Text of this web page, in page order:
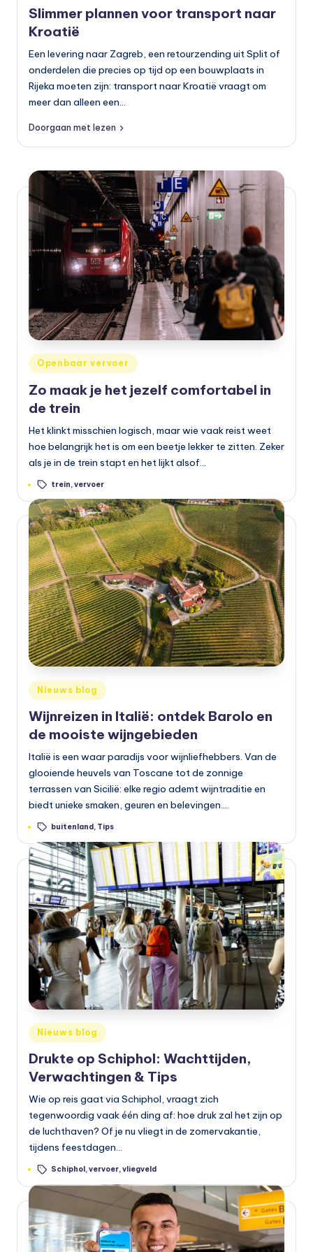
o
t
o
rr
ij
d
e
n
e
n
o
p
e
n
b
a
a
r
v
e
r
v
o
e
r
Slimmer plannen voor transport naar
Kroatië
Een levering naar Zagreb, een retourzending uit Split of
onderdelen die precies op tijd op een bouwplaats in
Rijeka moeten zijn: transport naar Kroatië vraagt om
meer dan alleen een…
Doorgaan met lezen
Geplaatst
in
Openbaar vervoer
Zo maak je het jezelf comfortabel in
de trein
Het klinkt misschien logisch, maar wie vaak reist weet
hoe belangrijk het is om een beetje lekker te zitten. Zeker
als je in de trein stapt en het lijkt alsof…
Tags: trein,vervoer
Geplaatst
in
Nieuws blog
Wijnreizen in Italië: ontdek Barolo en
de mooiste wijngebieden
Italië is een waar paradijs voor wijnliefhebbers. Van de
glooiende heuvels van Toscane tot de zonnige
terrassen van Sicilië: elke regio ademt wijntraditie en
biedt unieke smaken, geuren en belevingen.…
Tags: buitenland, Tips
Geplaatst
in
Nieuws blog
Drukte op Schiphol: Wachttijden,
Verwachtingen & Tips
Wie op reis gaat via Schiphol, vraagt zich
tegenwoordig vaak één ding af: hoe druk zal het zijn op
de luchthaven? Of je nu vliegt in de zomervakantie,
tijdens feestdagen…
Tags: Schiphol,vervoer,vliegveld